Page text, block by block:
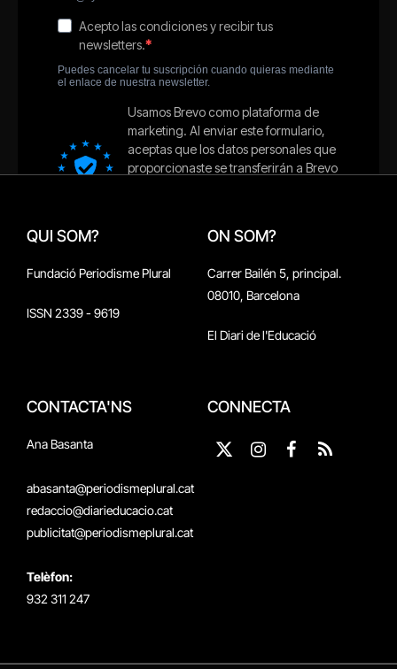
QUI SOM?
Fundació Periodisme Plural
ISSN 2339 - 9619
ON SOM?
Carrer Bailén 5, principal.
08010, Barcelona
El Diari de l'Educació
CONTACTA'NS
Ana Basanta
abasanta@periodismeplural.cat
redaccio@diarieducacio.cat
publicitat@periodismeplural.cat
Telèfon:
932 311 247
CONNECTA
X
Instagram
Facebook
RSS